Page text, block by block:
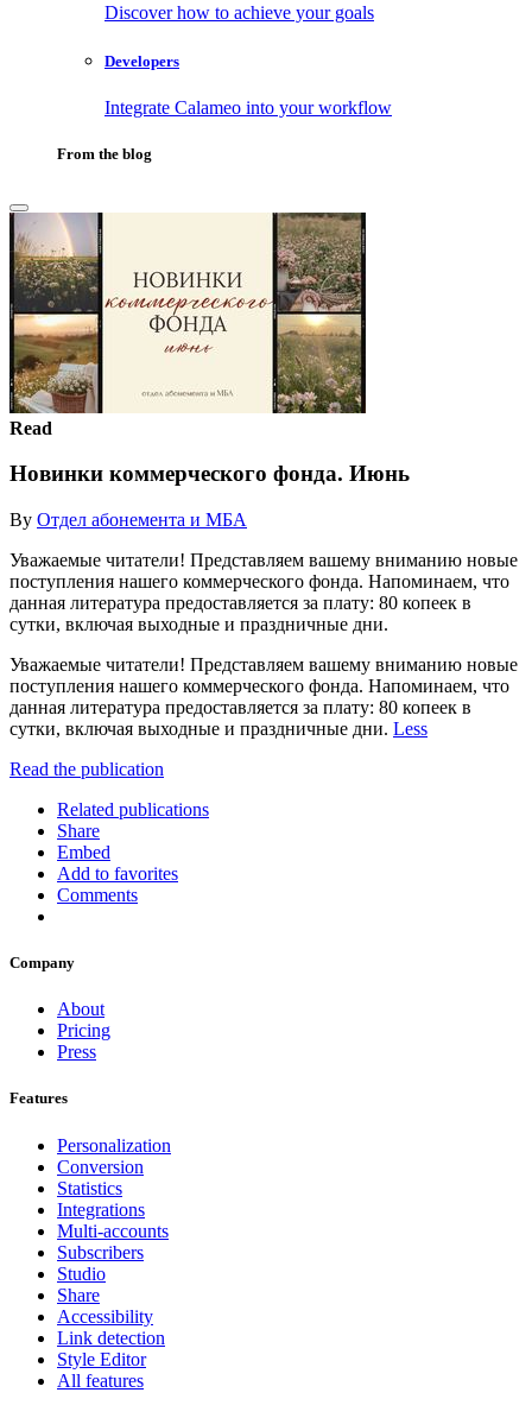
Discover how to achieve your goals
Developers
Integrate Calameo into your workflow
From the blog
Read
Новинки коммерческого фонда. Июнь
By Отдел абонемента и МБА
Уважаемые читатели! Представляем вашему вниманию новые
поступления нашего коммерческого фонда. Напоминаем, что
данная литература предоставляется за плату: 80 копеек в
сутки, включая выходные и праздничные дни.
Уважаемые читатели! Представляем вашему вниманию новые
поступления нашего коммерческого фонда. Напоминаем, что
данная литература предоставляется за плату: 80 копеек в
сутки, включая выходные и праздничные дни. Less
Read the publication
Related publications
Share
Embed
Add to favorites
Comments
Company
About
Pricing
Press
Features
Personalization
Conversion
Statistics
Integrations
Multi-accounts
Subscribers
Studio
Share
Accessibility
Link detection
Style Editor
All features